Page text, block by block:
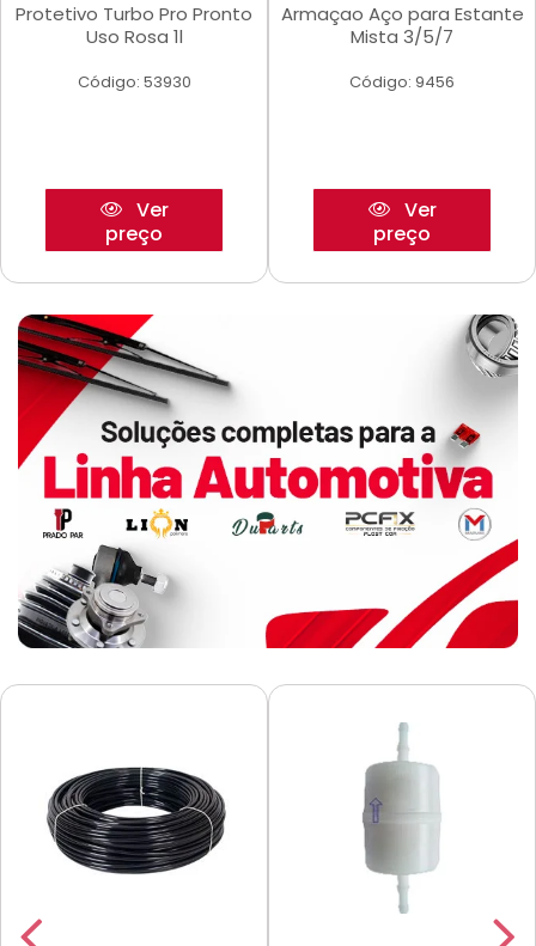
Protetivo Turbo Pro Pronto
Uso Rosa 1l
Código: 53930
Ver
preço
Armaçao Aço para Estante
Mista 3/5/7
Código: 9456
Ver
preço